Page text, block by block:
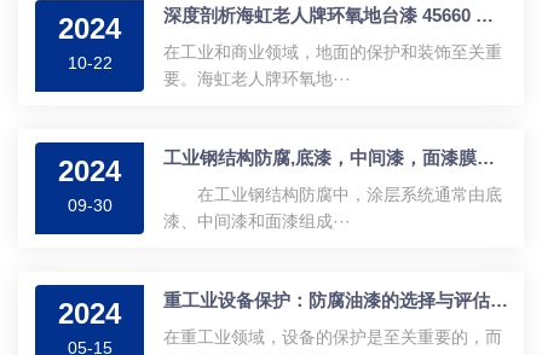
2024
10-22
深度剖析海虹老人牌环氧地台漆 45660 的特点及用途
在工业和商业领域，地面的保护和装饰至关重
要。海虹老人牌环氧地···
2024
09-30
工业钢结构防腐,底漆，中间漆，面漆膜厚涂多少厚
在工业钢结构防腐中，涂层系统通常由底
漆、中间漆和面漆组成···
2024
05-15
重工业设备保护：防腐油漆的选择与评估标准
在重工业领域，设备的保护是至关重要的，而